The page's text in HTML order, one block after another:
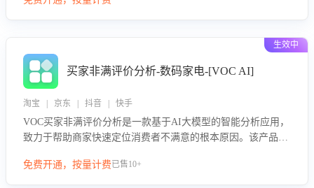
绪、归因争议根源，并客观评估客服应对合理性与成效。系统
生效中
买家非满评价分析-数码家电-[VOC AI]
淘宝 | 京东 | 抖音 | 快手
VOC买家非满评价分析是一款基于AI大模型的智能分析应用，
致力于帮助商家快速定位消费者不满意的根本原因。该产品可
或其它部门原因，明确责任归属，提供可落地的改进建议与策
免费开通，按量计费已售10+